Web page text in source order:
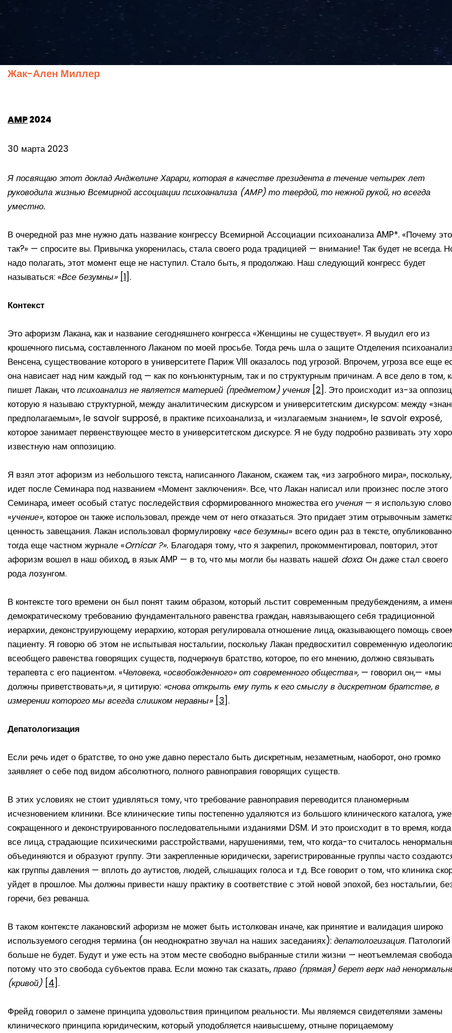
Жак-Ален Миллер
AMP2024
30 марта 2023
Я посвящаю этот доклад Анджелине Харари, которая в качестве президента в течение четырех лет
руководила жизнью Всемирной ассоциации психоанализа (AMP) то твердой, то нежной рукой, но всегда
уместно.
В очередной раз мне нужно дать название конгрессу Всемирной Ассоциации психоанализа AMP*. «Почему это
так?» — спросите вы. Привычка укоренилась, стала своего рода традицией — внимание! Так будет не всегда.
надо полагать, этот момент еще не наступил. Стало быть, я продолжаю. Наш следующий конгресс будет
называться: «Все безумны» [1] .
Контекст
Это афоризм Лакана, как и название сегодняшнего конгресса «Женщины не существует». Я выудил его из
крошечного письма, составленного Лаканом по моей просьбе. Тогда речь шла о защите Отделения
Венсена, существование которого в университете Париж VIII оказалось под угрозой. Впрочем, угроза все еще
она нависает над ним каждый год — как по конъюнктурным, так и по структурным причинам. А все дело в том,
пишет Лакан, что психоанализ не является материей (предметом) учения [2] . Это происходит из-за
которую я называю структурной, между аналитическим дискурсом и университетским дискурсом: между
предполагаемым», le savoir supposé, в практике психоанализа, и «излагаемым знанием», le savoir exposé,
которое занимает первенствующее место в университетском дискурсе. Я не буду подробно развивать эту
известную нам оппозицию.
Я взял этот афоризм из небольшого текста, написанного Лаканом, скажем так, «из загробного мира»,
идет после Семинара под названием «Момент заключения». Все, что Лакан написал или произнес после этого
Семинара, имеет особый статус последействия сформированного множества его учения — я использую слово
«учение», которое он также использовал, прежде чем от него отказаться. Это придает этим отрывочным
ценность завещания. Лакан использовал формулировку «все безумны» всего один раз в тексте,
тогда еще частном журнале «Ornicar ?». Благодаря тому, что я закрепил, прокомментировал, повторил, этот
афоризм вошел в наш обиход, в язык AMP — в то, что мы могли бы назвать нашей doxa. Он даже стал своего
рода лозунгом.
В контексте того времени он был понят таким образом, который льстит современным предубеждениям, а
демократическому требованию фундаментального равенства граждан, навязывающего себя традиционной
иерархии, деконструирующему иерархию, которая регулировала отношение лица, оказывающего помощь
пациенту. Я говорю об этом не испытывая ностальгии, поскольку Лакан предвосхитил современную идеологию
всеобщего равенства говорящих существ, подчеркнув братство, которое, по его мнению, должно связывать
терапевта с его пациентом. «Человека, «освобожденного» от современного общества», — говорил он,— «мы
должны приветствовать»,и, я цитирую: «снова открыть ему путь к его смыслу в дискретном братстве, в
измерении которого мы всегда слишком неравны» [3] .
Депатологизация
Если речь идет о братстве, то оно уже давно перестало быть дискретным, незаметным, наоборот, оно громко
заявляет о себе под видом абсолютного, полного равноправия говорящих существ.
В этих условиях не стоит удивляться тому, что требование равноправия переводится планомерным
исчезновением клиники. Все клинические типы постепенно удаляются из большого клинического каталога, уже
сокращенного и деконструированного последовательными изданиями DSM. И это происходит в то время, когда
все лица, страдающие психическими расстройствами, нарушениями, тем, что когда-то считалось
объединяются и образуют группу. Эти закрепленные юридически, зарегистрированные группы часто
как группы давления — вплоть до аутистов, людей, слышащих голоса и т.д. Все говорит о том, что клиника
уйдет в прошлое. Мы должны привести нашу практику в соответствие с этой новой эпохой, без ностальгии,
горечи, без реванша.
В таком контексте лакановский афоризм не может быть истолкован иначе, как принятие и валидация широко
используемого сегодня термина (он неоднократно звучал на наших заседаниях): депатологизация. Патологий
больше не будет. Будут и уже есть на этом месте свободно выбранные стили жизни — неотъемлемая
потому что это свобода субъектов права. Если можно так сказать, право (прямая) берет верх над
(кривой) [4] .
Фрейд говорил о замене принципа удовольствия принципом реальности. Мы являемся свидетелями замены
клинического принципа юридическим, который уподобляется наивысшему, отныне порицаемому